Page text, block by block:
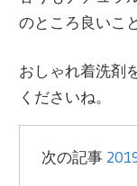
のところ良いこ
おしゃれ着洗剤
くださいね。
次の記事